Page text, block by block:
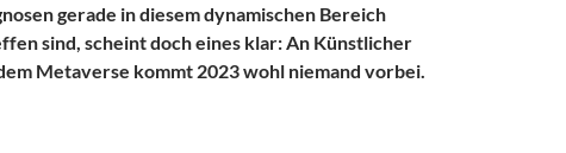
gerade in diesem dynamischen Bereich
sind, scheint doch eines klar: An Künstlicher
Metaverse kommt 2023 wohl niemand vorbei.
2023: Künstliche Intelligenz und neue virtuelle Welten